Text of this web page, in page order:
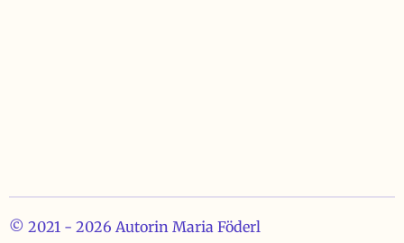
© 2021 - 2026 Autorin Maria Föderl